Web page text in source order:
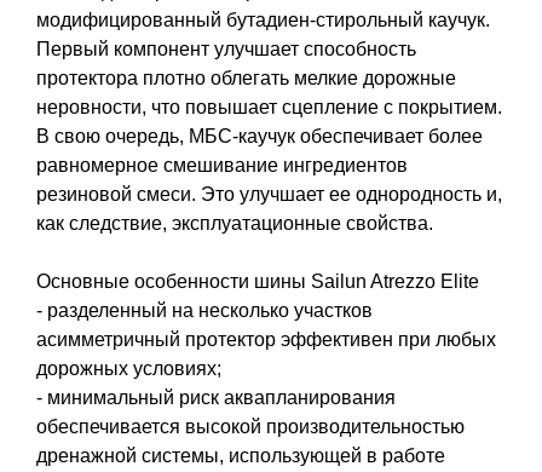
модифицированный бутадиен-стирольный каучук.
Первый компонент улучшает способность
протектора плотно облегать мелкие дорожные
неровности, что повышает сцепление с покрытием.
В свою очередь, МБС-каучук обеспечивает более
равномерное смешивание ингредиентов
резиновой смеси. Это улучшает ее однородность и,
как следствие, эксплуатационные свойства.
Основные особенности шины Sailun Atrezzo Elite
- разделенный на несколько участков
асимметричный протектор эффективен при любых
дорожных условиях;
- минимальный риск аквапланирования
обеспечивается высокой производительностью
дренажной системы, использующей в работе